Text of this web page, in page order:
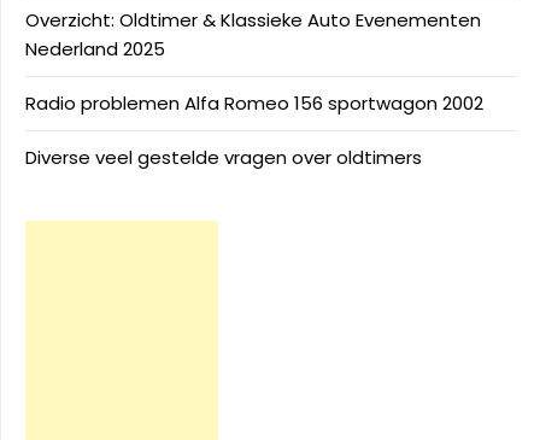
Overzicht: Oldtimer & Klassieke Auto Evenementen
Nederland 2025
Radio problemen Alfa Romeo 156 sportwagon 2002
Diverse veel gestelde vragen over oldtimers